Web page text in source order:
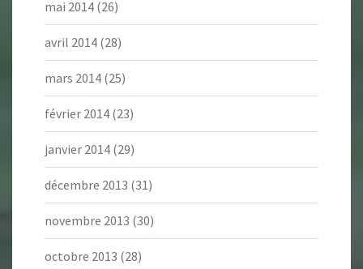
mai 2014 (26)
avril 2014 (28)
mars 2014 (25)
février 2014 (23)
janvier 2014 (29)
décembre 2013 (31)
novembre 2013 (30)
octobre 2013 (28)